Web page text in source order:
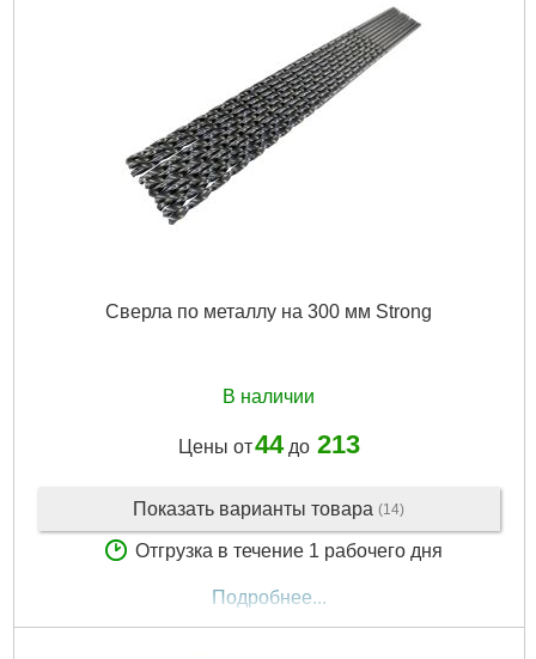
Сверла по металлу на 300 мм Strong
В наличии
Цены от44до 213
Показать варианты товара (14)
Отгрузка в течение 1 рабочего дня
Подробнее...